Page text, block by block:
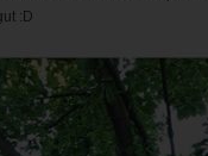
:D